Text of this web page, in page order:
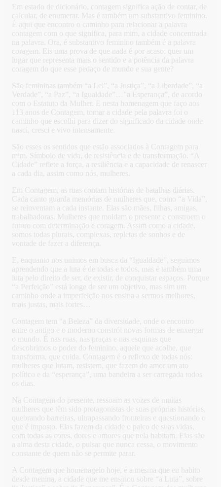
Em estado de dicionário, contagem significa ação de contar, de
calcular, de enumerar. Mas é também um substantivo feminino.
É aqui que encontro o caminho para relacionar a palavra
contagem com o que significa, para mim, a cidade concentrada
na palavra. Ora, é substantivo feminino também é a palavra
coragem. Eis uma prova de que nada é por acaso: quer um
lugar que representa mais o sentido e a potência da palavra
coragem do que esse pedaço de mundo e sua gente?
São femininas também “a Lei”, “a Justiça”, “a Liberdade”, “a
Verdade”, “a Paz”, “a Igualdade”…”a Esperança”, de acordo
com o Estatuto da Mulher. E nesta homenagem que faço aos
113 anos de Contagem, tomar a cidade pela palavra foi o
caminho que escolhi para dizer do significado da cidade onde
nasci, cresci e vivo intensamente.
São esses os sentidos que estão associados à Contagem para
mim. Símbolo de vida, de resistência e de transformação. “A
Cidade” reflete a força, a resiliência e a capacidade de renascer
a cada dia, assim como nós, mulheres.
Em Contagem, as ruas contam histórias de batalhas diárias.
Cada canto guarda memórias de mulheres que, como “a Vida”,
se reinventam a cada instante. Elas são mães, filhas, amigas,
trabalhadoras. Mulheres que moldam o presente e constroem o
futuro com determinação e coragem. Assim como a cidade,
somos todas plurais, complexas, repletas de sonhos e de
vontade de fazer a diferença.
E, enquanto nos unimos em busca da “Igualdade”, seguimos
aprendendo que a luta é de todas e todos, mas é também uma
luta pelo direito de ser, de existir, de conquistar espaços. Porque
“a Perfeição” está longe de ser um objetivo, mas sim um
caminho onde a imperfeição nos ensina a sermos melhores,
mais justas, mais fortes…
Contagem tem “a Beleza” da diversidade, onde o encontro
entre o antigo e o moderno constrói novas formas de enxergar
o mundo. É nas ruas, nas praças e nas esquinas que
descobrimos o poder do feminino, aquele que acolhe, que
transforma, que cuida. Contagem é o reflexo de todas nós:
mulheres que lutam, resistem, que fazem do amor um ato
político e da “esperança”, uma bandeira a ser carregada todos
os dias.
Na Contagem do presente, ressoam as vozes de muitas
mulheres que têm sido protagonistas de suas próprias histórias,
quebrando barreiras, ultrapassando fronteiras e questionando o
que é imposto. Elas fazem da cidade o palco de suas vidas,
com todas as cores, dores e amores que nela habitam. Elas são
a alma desta cidade, o pulsar que nunca cessa, o movimento
constante de quem não se permite parar.
A Contagem que homenageio hoje, é a mesma que eu habito
desde menina, a cidade que me ensinou sobre “a Luta”, sobre